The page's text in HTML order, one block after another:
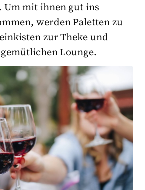
Um mit ihnen gut ins
werden Paletten zu
zur Theke und
Lounge.